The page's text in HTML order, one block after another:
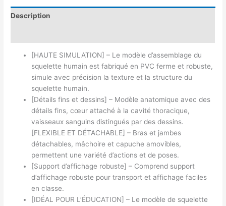
Description
[HAUTE SIMULATION] – Le modèle d’assemblage du
squelette humain est fabriqué en PVC ferme et robuste,
simule avec précision la texture et la structure du
squelette humain.
[Détails fins et dessins] – Modèle anatomique avec des
détails fins, cœur attaché à la cavité thoracique,
vaisseaux sanguins distingués par des dessins.
[FLEXIBLE ET DÉTACHABLE] – Bras et jambes
détachables, mâchoire et capuche amovibles,
permettent une variété d’actions et de poses.
[Support d’affichage robuste] – Comprend support
d’affichage robuste pour transport et affichage faciles
en classe.
[IDÉAL POUR L’ÉDUCATION] – Le modèle de squelette